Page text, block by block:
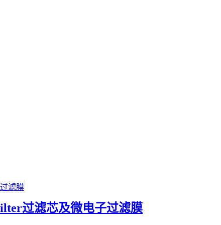
过滤芯及微电子过滤膜